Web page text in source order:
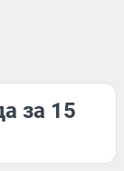
за 15